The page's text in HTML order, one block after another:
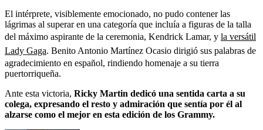
El intérprete, visiblemente emocionado, no pudo contener las
lágrimas al superar en una categoría que incluía a figuras de la talla
del máximo aspirante de la ceremonia, Kendrick Lamar, y la versátil
Lady Gaga. Benito Antonio Martínez Ocasio dirigió sus palabras de
agradecimiento en español, rindiendo homenaje a su tierra
puertorriqueña.
Ante esta victoria, Ricky Martin dedicó una sentida carta a su
colega, expresando el resto y admiración que sentía por él al
alzarse como el mejor en esta edición de los Grammy.